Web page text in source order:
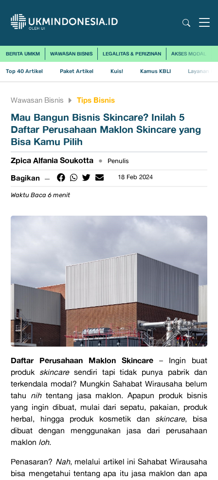
BERITA UMKM WAWASAN BISNIS LEGALITAS & PERIZINAN AKSES MODAL
Top 40 Artikel Paket Artikel Kuis! Kamus KBLI Layanan
Wawasan Bisnis Tips Bisnis
Mau Bangun Bisnis Skincare? Inilah 5
Daftar Perusahaan Maklon Skincare yang
Bisa Kamu Pilih
Zpica Alfania Soukotta • Penulis
Bagikan 18 Feb 2024
Waktu Baca 6 menit
Daftar Perusahaan Maklon Skincare – Ingin buat
produk skincaresendiri tapi tidak punya pabrik dan
terkendala modal? Mungkin Sahabat Wirausaha belum
tahu nih tentang jasa maklon. Apapun produk bisnis
yang ingin dibuat, mulai dari sepatu, pakaian, produk
herbal, hingga produk kosmetik dan skincare, bisa
dibuat dengan menggunakan jasa dari perusahaan
maklon loh.
Penasaran? Nah, melalui artikel ini Sahabat Wirausaha
bisa mengetahui tentang apa itu jasa maklon dan apa